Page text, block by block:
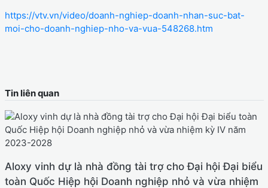
https://vtv.vn/video/doanh-nghiep-doanh-nhan-suc-bat-
moi-cho-doanh-nghiep-nho-va-vua-548268.htm
Tin liên quan
Aloxy vinh dự là nhà đồng tài trợ cho Đại hội Đại biểu
toàn Quốc Hiệp hội Doanh nghiệp nhỏ và vừa nhiệm